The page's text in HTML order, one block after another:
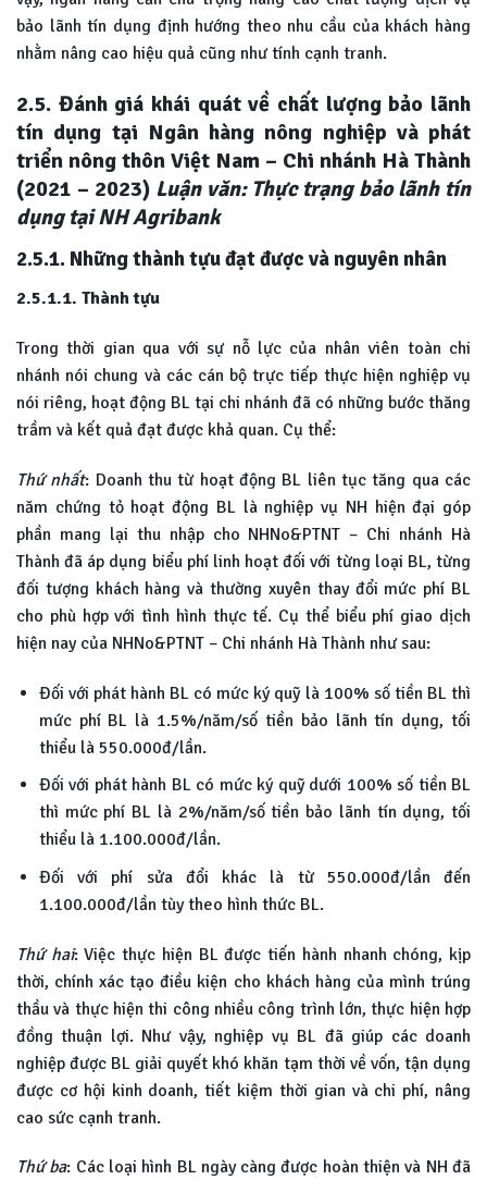
bảo lãnh tín dụng định hướng theo nhu cầu của khách hàng
nhằm nâng cao hiệu quả cũng như tính cạnh tranh.
2.5. Đánh giá khái quát về chất lượng bảo lãnh
tín dụng tại Ngân hàng nông nghiệp và phát
triển nông thôn Việt Nam – Chi nhánh Hà Thành
(2021 – 2023) Luận văn: Thực trạng bảo lãnh tín
dụng tại NH Agribank
2.5.1. Những thành tựu đạt được và nguyên nhân
2.5.1.1. Thành tựu
Trong thời gian qua với sự nỗ lực của nhân viên toàn chi
nhánh nói chung và các cán bộ trực tiếp thực hiện nghiệp vụ
nói riêng, hoạt động BL tại chi nhánh đã có những bước thăng
trầm và kết quả đạt được khả quan. Cụ thể:
Thứ nhất: Doanh thu từ hoạt động BL liên tục tăng qua các
năm chứng tỏ hoạt động BL là nghiệp vụ NH hiện đại góp
phần mang lại thu nhập cho NHNo&PTNT – Chi nhánh Hà
Thành đã áp dụng biểu phí linh hoạt đối với từng loại BL, từng
đối tượng khách hàng và thường xuyên thay đổi mức phí BL
cho phù hợp với tình hình thực tế. Cụ thể biểu phí giao dịch
hiện nay của NHNo&PTNT – Chi nhánh Hà Thành như sau:
Đối với phát hành BL có mức ký quỹ là 100% số tiền BL thì
mức phí BL là 1.5%/năm/số tiền bảo lãnh tín dụng, tối
thiểu là 550.000đ/lần.
Đối với phát hành BL có mức ký quỹ dưới 100% số tiền BL
thì mức phí BL là 2%/năm/số tiền bảo lãnh tín dụng, tối
thiểu là 1.100.000đ/lần.
Đối với phí sửa đổi khác là từ 550.000đ/lần đến
1.100.000đ/lần tùy theo hình thức BL.
Thứ hai: Việc thực hiện BL được tiến hành nhanh chóng, kịp
thời, chính xác tạo điều kiện cho khách hàng của mình trúng
thầu và thực hiện thi công nhiều công trình lớn, thực hiện hợp
đồng thuận lợi. Như vậy, nghiệp vụ BL đã giúp các doanh
nghiệp được BL giải quyết khó khăn tạm thời về vốn, tận dụng
được cơ hội kinh doanh, tiết kiệm thời gian và chi phí, nâng
cao sức cạnh tranh.
Thứ ba: Các loại hình BL ngày càng được hoàn thiện và NH đã